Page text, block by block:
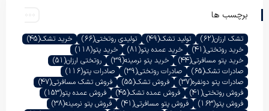
برچسب ها
تشک ارزان(62) تولید تشک(49) تولیدی روتختی(66) خرید تشک(45)
خرید روتختی(41) خرید عمده پتو(81) خرید پتو(118)
خرید پتو مسافرتی(44) خرید پتو نرمینه(39) روتختی ارزان(51)
صادرات تشک(65) صادرات روتختی(39) صادرات پتو(116)
صادرات پتو دونفره(37) فروش تشک(55) فروش تشک مسافرتی(47)
فروش روتختی(41) فروش عمده تشک(45) فروش عمده پتو(153)
فروش پتو(163) فروش پتو مسافرتی(41) فروش پتو نرمینه(38)